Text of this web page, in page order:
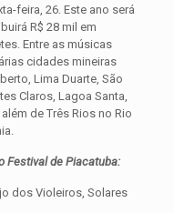
feira, 26. Este ano será
R$ 28 mil em
Entre as músicas
cidades mineiras
Lima Duarte, São
Claros, Lagoa Santa,
de Três Rios no Rio
Festival de Piacatuba:
dos Violeiros, Solares